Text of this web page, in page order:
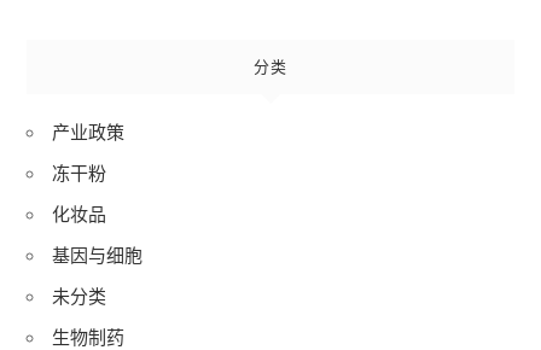
分类
产业政策
冻干粉
化妆品
基因与细胞
未分类
生物制药